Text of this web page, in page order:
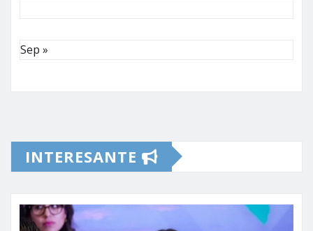
Sep »
INTERESANTE